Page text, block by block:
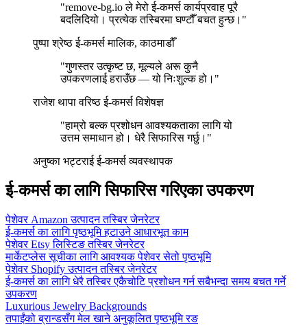
"remove-bg.io ले मेरो ई-कमर्स कार्यप्रवाह पूरै
बदलिदियो। प्रत्येक तस्बिरमा घण्टौँ बचत हुन्छ।"
पुष्पा श्रेष्ठ ई-कमर्स मालिक, काठमाडौँ
"गुणस्तर उत्कृष्ट छ, मूल्यले अरू कुनै
उपकरणलाई हराउँछ — यो निःशुल्क हो।"
राजेश थापा वरिष्ठ ई-कमर्स विशेषज्ञ
"हाम्रो बल्क प्रशोधन आवश्यकताका लागि यो
उत्तम समाधान हो। धेरै सिफारिस गर्छु।"
अनुष्का भट्टराई ई-कमर्स व्यवस्थापक
ई-कमर्स का लागि सिफारिस गरिएका उपकरण
पेशेवर Amazon उत्पादन तस्बिर जेनरेटर
ई-कमर्स का लागि पृष्ठभूमि हटाउने आधारभूत काम
पेशेवर Etsy लिस्टिङ तस्बिर जेनरेटर
मार्केटप्लेस सूचीका लागि आवश्यक पेशेवर सेतो पृष्ठभूमि
पेशेवर Shopify उत्पादन तस्बिर जेनरेटर
ई-कमर्स का लागि धेरै तस्बिर एकैचोटि प्रशोधन गर्न सबैभन्दा समय बचत गर्ने
उपकरण
Luxurious Jewelry Backgrounds
तपाईंको ब्रान्डसँग मेल खाने अनुकूलित पृष्ठभूमि रङ